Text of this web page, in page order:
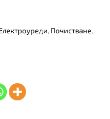
Почистване